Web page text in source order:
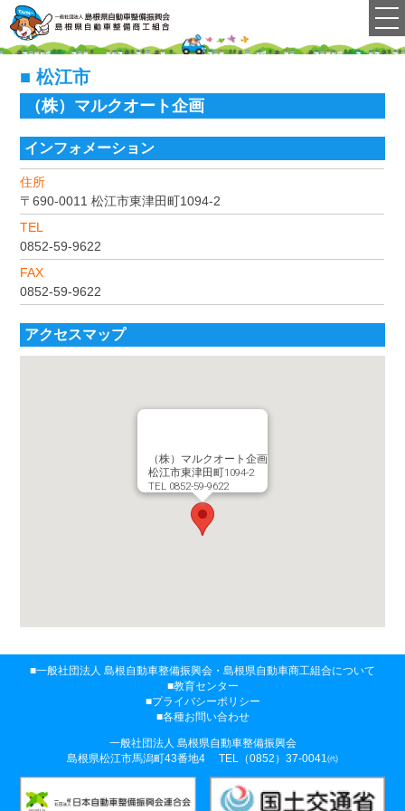
松江市
（株）マルクオート企画
インフォメーション
住所
〒690-0011 松江市東津田町1094-2
TEL
0852-59-9622
FAX
0852-59-9622
アクセスマップ
（株）マルクオート企画
松江市東津田町1094-2
TEL 0852-59-9622
一般社団法人 島根自動車整備振興会・ 島根県自動車商工組合について
教育センター
プライバシーポリシー
各種お問い合わせ
一般社団法人 島根県自動車整備振興会
島根県松江市馬潟町43番地4
TEL（0852）37-0041㈹